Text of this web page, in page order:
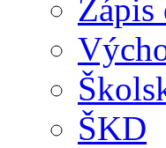
Zápis
ŠKD